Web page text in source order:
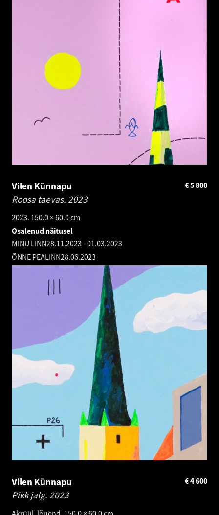
Vilen Künnapu
Roosa taevas. 2023
2023. 150.0 × 60.0 cm
5 800
€
Osalenud näitusel
MINU LINN28.11.2023 -01.03.2023
ÕNNE PEALINN28.06.2023
Vilen Künnapu
Pikk jalg. 2023
Akrüül, lõuend. 150.0 × 60.0 cm
4 600
€